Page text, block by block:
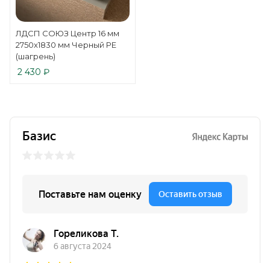
ЛДСП СОЮЗ Центр 16 мм
2750x1830 мм Черный РЕ
(шагрень)
2 430 ₽